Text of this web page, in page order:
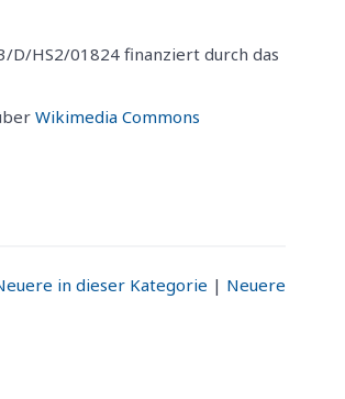
D/HS2/01824 finanziert durch das
Wikimedia Commons
in dieser Kategorie | Neuere